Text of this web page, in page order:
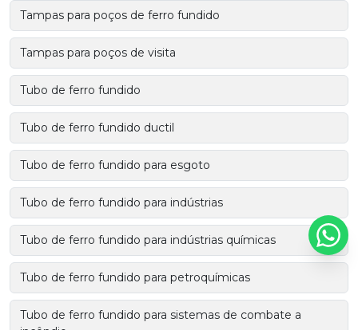
Tampas para poços de ferro fundido
Tampas para poços de visita
Tubo de ferro fundido
Tubo de ferro fundido ductil
Tubo de ferro fundido para esgoto
Tubo de ferro fundido para indústrias
Tubo de ferro fundido para indústrias químicas
Tubo de ferro fundido para petroquímicas
Tubo de ferro fundido para sistemas de combate a